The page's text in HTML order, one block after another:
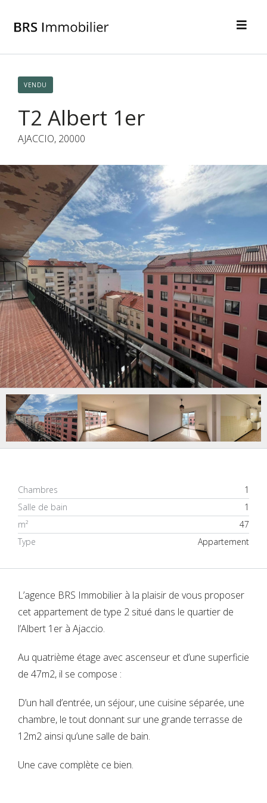
VENDU
T2 Albert 1er
AJACCIO, 20000
Chambres
1
Salle de bain
1
m²
47
Type
Appartement
L’agence BRS Immobilier à la plaisir de vous proposer
cet appartement de type 2 situé dans le quartier de
l’Albert 1er à Ajaccio.
Au quatrième étage avec ascenseur et d’une superficie
de 47m2, il se compose :
D’un hall d’entrée, un séjour, une cuisine séparée, une
chambre, le tout donnant sur une grande terrasse de
12m2 ainsi qu’une salle de bain.
Une cave complète ce bien.